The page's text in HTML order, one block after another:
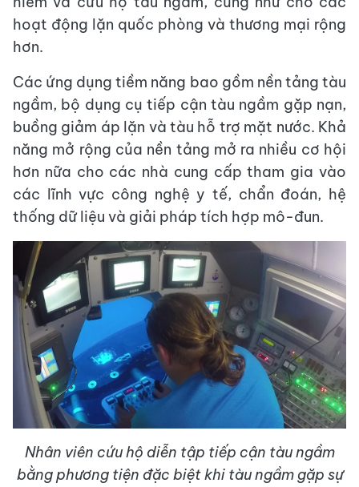
hoạt động lặn quốc phòng và thương mại rộng
hơn.
Các ứng dụng tiềm năng bao gồm nền tảng tàu
ngầm, bộ dụng cụ tiếp cận tàu ngầm gặp nạn,
buồng giảm áp lặn và tàu hỗ trợ mặt nước. Khả
năng mở rộng của nền tảng mở ra nhiều cơ hội
hơn nữa cho các nhà cung cấp tham gia vào
các lĩnh vực công nghệ y tế, chẩn đoán, hệ
thống dữ liệu và giải pháp tích hợp mô-đun.
Nhân viên cứu hộ diễn tập tiếp cận tàu ngầm
bằng phương tiện đặc biệt khi tàu ngầm gặp sự